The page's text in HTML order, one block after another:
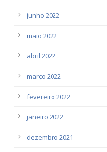
junho 2022
maio 2022
abril 2022
março 2022
fevereiro 2022
janeiro 2022
dezembro 2021